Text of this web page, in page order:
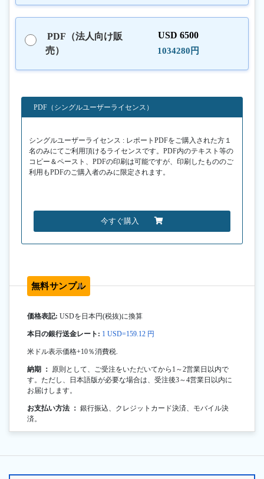
PDF（法人向け販
売）
USD 6500
1034280円
PDF（シングルユーザーライセンス）
シングルユーザーライセンス : レポートPDFをご購入された方１
名のみにてご利用頂けるライセンスです。PDF内のテキスト等の
コピー＆ペースト、PDFの印刷は可能ですが、印刷したもののご
利用もPDFのご購入者のみに限定されます。
今すぐ購入
無料サンプル
価格表記: USDを日本円(税抜)に換算
本日の銀行送金レート: 1 USD=159.12 円
米ドル表示価格+10％消費税.
納期 ： 原則として、ご受注をいただいてから1～2営業日以内で
す。ただし、日本語版が必要な場合は、受注後3～4営業日以内に
お届けします。
お支払い方法 ： 銀行振込、クレジットカード決済、モバイル決
済。